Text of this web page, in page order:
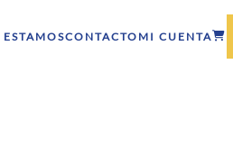
CONTACTO MI CUENTA